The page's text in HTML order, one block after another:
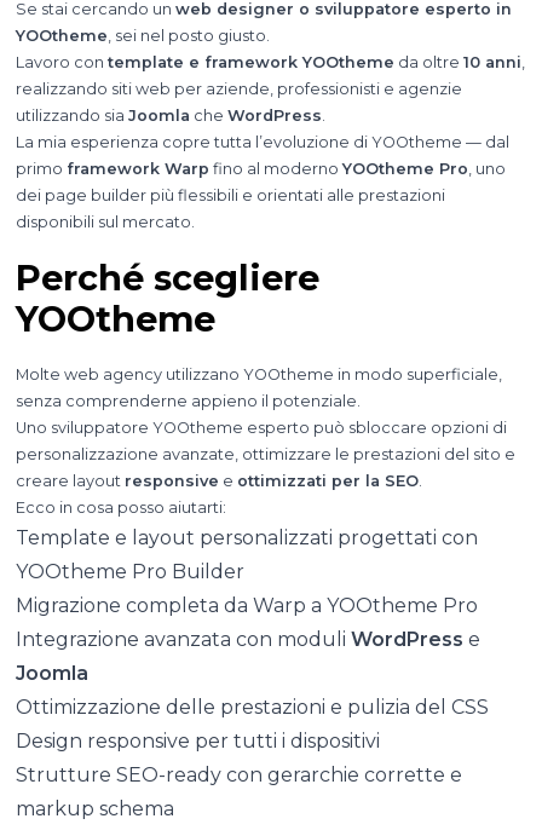
Se stai cercando un web designer o sviluppatore esperto in
YOOtheme , sei nel posto giusto.
Lavoro contemplate e framework YOOtheme da oltre 10 anni
realizzando siti web per aziende, professionisti e agenzie
utilizzando sia Joomla che WordPress
La mia esperienza copre tutta l’evoluzione di YOOtheme — dal
primo framework Warp fino al modernoYOOtheme Pro , uno
dei page builder più flessibili e orientati alle prestazioni
disponibili sul mercato.
Perché scegliere
YOOtheme
Molte web agency utilizzano YOOtheme in modo superficiale,
senza comprenderne appieno il potenziale.
Uno sviluppatore YOOtheme esperto può sbloccare opzioni di
personalizzazione avanzate, ottimizzare le prestazioni del sito e
creare layout responsive e ottimizzati per la SEO.
Ecco in cosa posso aiutarti:
Template e layout personalizzati progettati con
YOOtheme Pro Builder
Migrazione completa da Warp a YOOtheme Pro
Integrazione avanzata con moduli WordPress e
Joomla
Ottimizzazione delle prestazioni e pulizia del CSS
Design responsive per tutti i dispositivi
Strutture SEO-ready con gerarchie corrette e
markup schema